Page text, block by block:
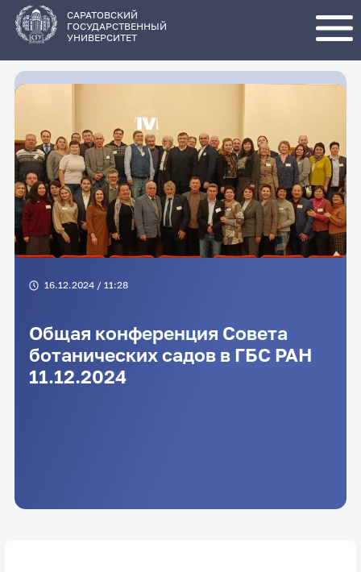
основному
содержанию
САРАТОВСКИЙ
ГОСУДАРСТВЕННЫЙ
УНИВЕРСИТЕТ
16.12.2024 / 11:28
Общая конференция Совета
ботанических садов в ГБС РАН
11.12.2024